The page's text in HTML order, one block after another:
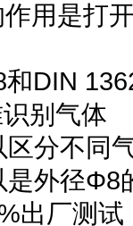
用是打
DIN
别气体
分不同
外径Φ8
出厂测试